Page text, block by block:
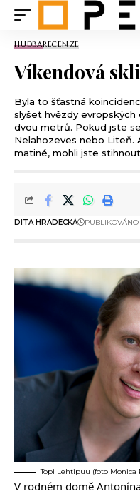
HUDBARECENZE
Víkendová
Byla to šťastná
slyšet hvězdy
dvou metrů. Pokud jste
Nelahozeves nebo Liteň.
matiné, mohli jste
DITA HRADECKÁ PUBLIKOVÁNO
Topi Lehtipuu (foto Monica
V rodném domě